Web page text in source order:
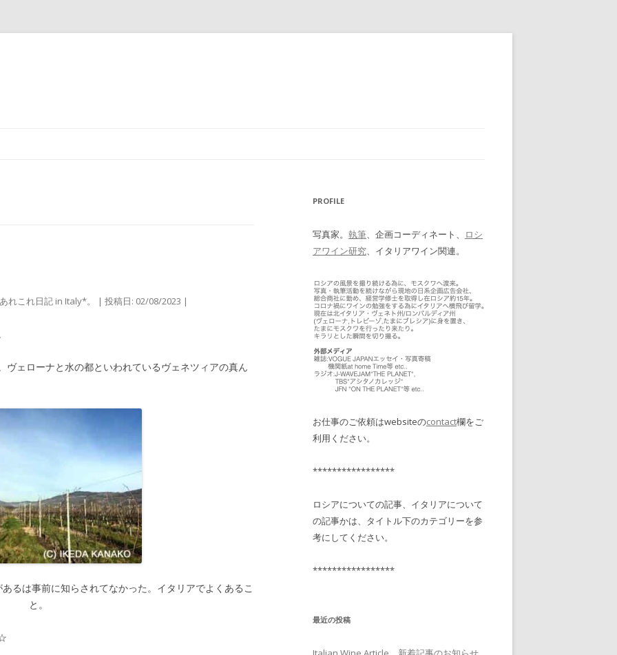
あれこれ日記 in Italy*。 | 投稿日: 02/08/2023 |
ヴェローナと水の都といわれているヴェネツィアの真ん
るは事前に知らされてなかった。イタリアでよくあるこ
と。
PROFILE
写真家。 執筆、企画コーディネート、
ロシ
アワイン研究、イタリアワイン関連。
お仕事のご依頼はwebsiteのcontact欄をご
利用ください。
*****************
ロシアについての記事、イタリアについて
の記事かは、タイトル下のカテゴリーを参
考にしてください。
*****************
最近の投稿